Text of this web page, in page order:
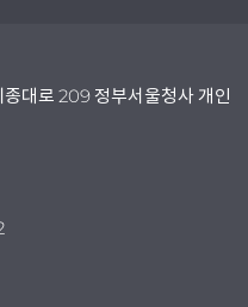
대로 209 정부서울청사 개인